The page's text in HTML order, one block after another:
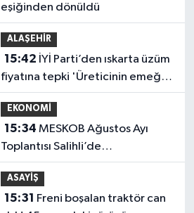
eşiğinden dönüldü
ALAŞEHİR
15:42
fiyatına tepki 'Üreticinin emeği
yok sayılamaz'
EKONOMİ
15:34
Toplantısı Salihli’de
Gerçekleştirildi
ASAYİŞ
15:31